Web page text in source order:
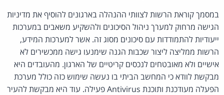
במסמך קוראת הרשות לצוותי ההנהלה בארגונים להוסיף את מדיניות
הגישה מרחוק למערך ניהול הסיכונים ולהשקיע משאבים במערכות
ייעודיות להתמודדות עם סיכונים מסוג זה. אשר למערכות המידע,
הרשות ממליצה ליצור שכבות הגנה שימנעו גישה ממכשירים לא
אישיים ולא מאובטחים לנכסים קריטיים של הארגון. מהעובדים היא
מבקשת לוודא כי המחשב הביתי בו נעשה שימוש כזה כולל מערכת
הפעלה מעודכנת ותוכנת Antivirus פעילה. עוד היא מבקשת להעיר